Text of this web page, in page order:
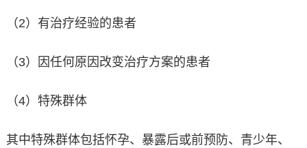
（2）有治疗经验的患者
（3）因任何原因改变治疗方案的患者
（4）特殊群体
其中特殊群体包括怀孕、暴露后或前预防、青少年、